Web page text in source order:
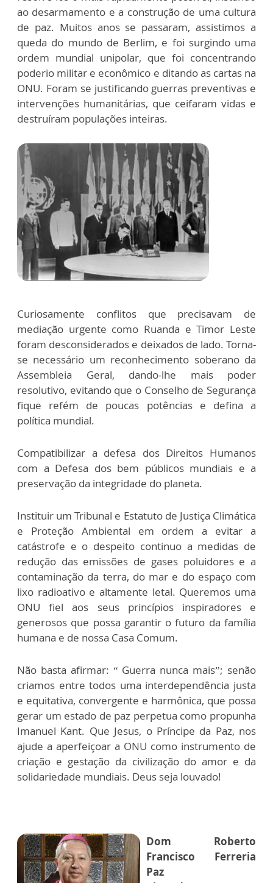
ao desarmamento e a construção de uma cultura
de paz. Muitos anos se passaram, assistimos a
queda do mundo de Berlim, e foi surgindo uma
ordem mundial unipolar, que foi concentrando
poderio militar e econômico e ditando as cartas na
ONU. Foram se justificando guerras preventivas e
intervenções humanitárias, que ceifaram vidas e
destruíram populações inteiras.
Curiosamente conflitos que precisavam de
mediação urgente como Ruanda e Timor Leste
foram desconsiderados e deixados de lado. Torna-
se necessário um reconhecimento soberano da
Assembleia Geral, dando-lhe mais poder
resolutivo, evitando que o Conselho de Segurança
fique refém de poucas potências e defina a
política mundial.
Compatibilizar a defesa dos Direitos Humanos
com a Defesa dos bem públicos mundiais e a
preservação da integridade do planeta.
Instituir um Tribunal e Estatuto de Justiça Climática
e Proteção Ambiental em ordem a evitar a
catástrofe e o despeito continuo a medidas de
redução das emissões de gases poluidores e a
contaminação da terra, do mar e do espaço com
lixo radioativo e altamente letal. Queremos uma
ONU fiel aos seus princípios inspiradores e
generosos que possa garantir o futuro da família
humana e de nossa Casa Comum.
Não basta afirmar: “ Guerra nunca mais”; senão
criamos entre todos uma interdependência justa
e equitativa, convergente e harmônica, que possa
gerar um estado de paz perpetua como propunha
Imanuel Kant. Que Jesus, o Príncipe da Paz, nos
ajude a aperfeiçoar a ONU como instrumento de
criação e gestação da civilização do amor e da
solidariedade mundiais. Deus seja louvado!
Dom Roberto
Francisco Ferreria
Paz